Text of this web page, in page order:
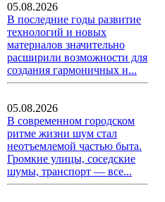
05.08.2026
В последние годы развитие
технологий и новых
материалов значительно
расширили возможности для
создания гармоничных и...
05.08.2026
В современном городском
ритме жизни шум стал
неотъемлемой частью быта.
Громкие улицы, соседские
шумы, транспорт — все...